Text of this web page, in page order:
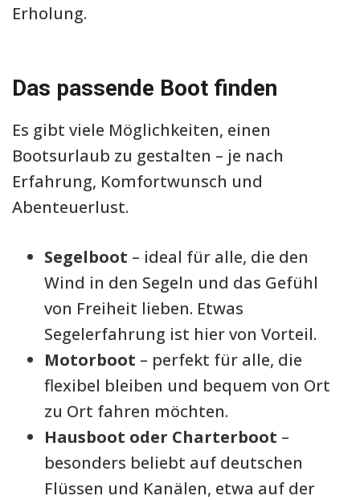
Erholung.
Das passende Boot finden
Es gibt viele Möglichkeiten, einen
Bootsurlaub zu gestalten – je nach
Erfahrung, Komfortwunsch und
Abenteuerlust.
Segelboot – ideal für alle, die den
Wind in den Segeln und das Gefühl
von Freiheit lieben. Etwas
Segelerfahrung ist hier von Vorteil.
Motorboot – perfekt für alle, die
flexibel bleiben und bequem von Ort
zu Ort fahren möchten.
Hausboot oder Charterboot –
besonders beliebt auf deutschen
Flüssen und Kanälen, etwa auf der